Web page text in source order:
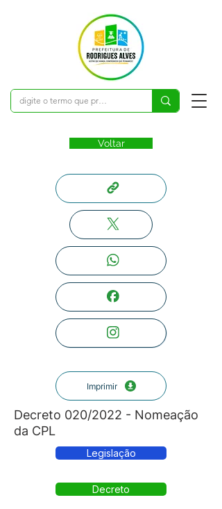
Voltar
Imprimir
Decreto 020/2022 - Nomeação
da CPL
Legislação
Decreto